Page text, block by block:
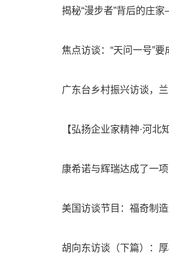
揭秘“漫步者”背后的庄
焦点访谈：“天问一号”
广东台乡村振兴访谈，兰
【弘扬企业家精神·河
康希诺与辉瑞达成了一
美国访谈节目：福奇制
胡向东访谈（下篇）：